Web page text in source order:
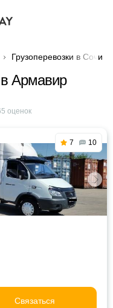
Грузоперевозки в Сочи
в Армавир
оценок
7 10
Связаться